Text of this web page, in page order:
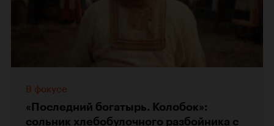
В фокусе
«Последний богатырь. Колобок»:
сольник хлебобулочного разбойника с